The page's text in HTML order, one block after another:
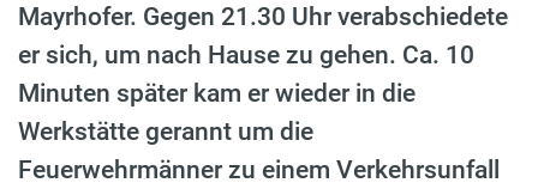
Mayrhofer. Gegen 21.30 Uhr verabschiedete
er sich, um nach Hause zu gehen. Ca. 10
Minuten später kam er wieder in die
Werkstätte gerannt um die
Feuerwehrmänner zu einem Verkehrsunfall